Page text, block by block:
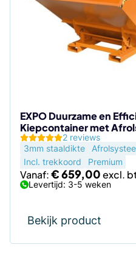
EXPO Duurzame en
Kiepcontainer met
2 reviews
3mm staaldikte
Incl. trekkoord
Premium
Vanaf:€659,00
Levertijd: 3-5 weken
Bekijk product
variaties.
de
productpagina